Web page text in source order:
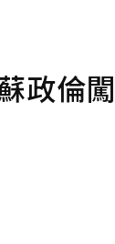
政倫